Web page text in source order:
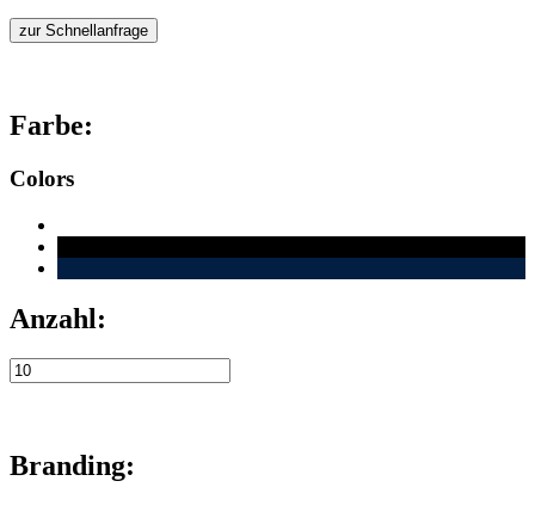
zur Schnellanfrage
Farbe:
Colors
Anzahl:
Branding: